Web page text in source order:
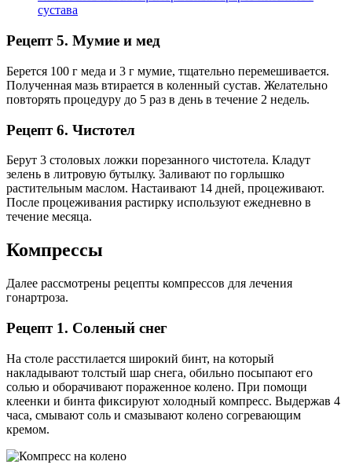
сустава
Рецепт 5. Мумие и мед
Берется 100 г меда и 3 г мумие, тщательно перемешивается.
Полученная мазь втирается в коленный сустав. Желательно
повторять процедуру до 5 раз в день в течение 2 недель.
Рецепт 6. Чистотел
Берут 3 столовых ложки порезанного чистотела. Кладут
зелень в литровую бутылку. Заливают по горлышко
растительным маслом. Настаивают 14 дней, процеживают.
После процеживания растирку используют ежедневно в
течение месяца.
Компрессы
Далее рассмотрены рецепты компрессов для лечения
гонартроза.
Рецепт 1. Соленый снег
На столе расстилается широкий бинт, на который
накладывают толстый шар снега, обильно посыпают его
солью и оборачивают пораженное колено. При помощи
клеенки и бинта фиксируют холодный компресс. Выдержав 4
часа, смывают соль и смазывают колено согревающим
кремом.